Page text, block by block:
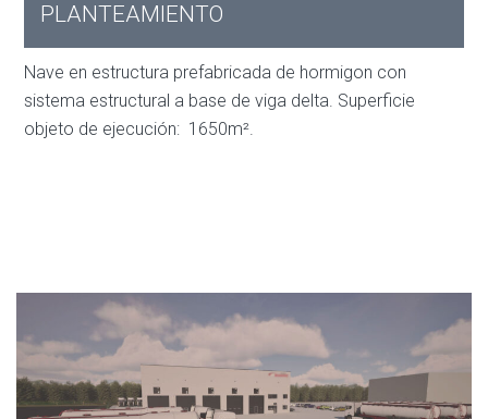
PLANTEAMIENTO
Nave en estructura prefabricada de hormigon con
sistema estructural a base de viga delta. Superficie
objeto de ejecución: 1650m².